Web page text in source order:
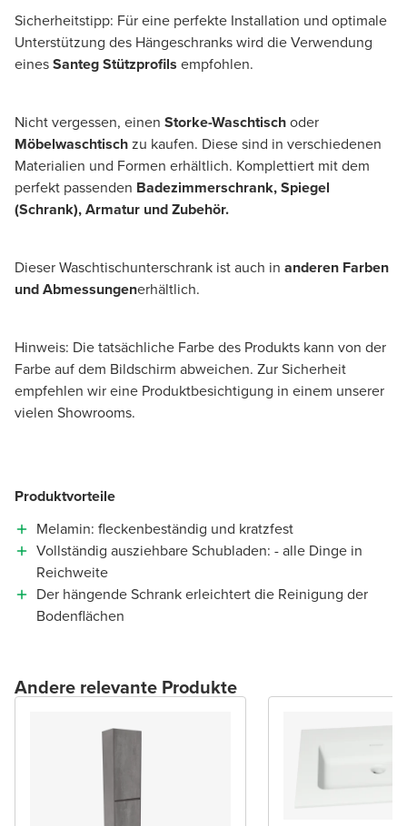
Sicherheitstipp: Für eine perfekte Installation und optimale
Unterstützung des Hängeschranks wird die Verwendung
einesSanteg Stützprofils empfohlen.
Nicht vergessen, einen Storke-Waschtischoder
Möbelwaschtischzu kaufen. Diese sind in verschiedenen
Materialien und Formen erhältlich. Komplettiert mit dem
perfekt passenden Badezimmerschrank, Spiegel
(Schrank), Armatur und Zubehör.
Dieser Waschtischunterschrank ist auch in anderen Farben
und Abmessungenerhältlich.
Hinweis: Die tatsächliche Farbe des Produkts kann von der
Farbe auf dem Bildschirm abweichen. Zur Sicherheit
empfehlen wir eine Produktbesichtigung in einem unserer
vielen Showrooms.
Produktvorteile
Melamin: fleckenbeständig und kratzfest
Vollständig ausziehbare Schubladen: - alle Dinge in
Reichweite
Der hängende Schrank erleichtert die Reinigung der
Bodenflächen
Andere relevante Produkte